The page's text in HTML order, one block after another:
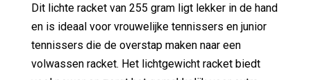
Dit lichte racket van 255 gram ligt lekker in de hand
en is ideaal voor vrouwelijke tennissers en junior
tennissers die de overstap maken naar een
volwassen racket. Het lichtgewicht racket biedt